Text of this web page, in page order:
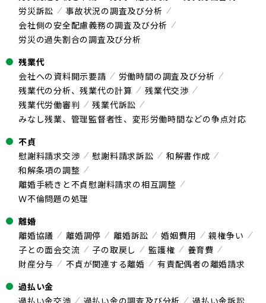
労災訴訟
事故状況の調査及び分析
会社側の安全配慮義務の調査及び分析
労災の過失割合の調査及び分析
残業代
会社への資料開示要請
労働時間の調査及び分析
残業代の分析、残業代の計算
残業代交渉
残業代労働審判
残業代訴訟
みなし残業、管理監督者性、変形労働時間などの争点対応
不貞
慰謝料請求交渉
慰謝料請求訴訟
和解書作成
和解条項の調整
離婚手続きと不貞慰謝料請求の相互調整
Ｗ不倫問題の処理
離婚
離婚協議
離婚調停 離婚訴訟 婚姻費用
親権争い
子との面会交流
子の取戻し 監護権
養育費
財産分与
不貞が関連する離婚
有責配偶者の離婚請求
過払い金